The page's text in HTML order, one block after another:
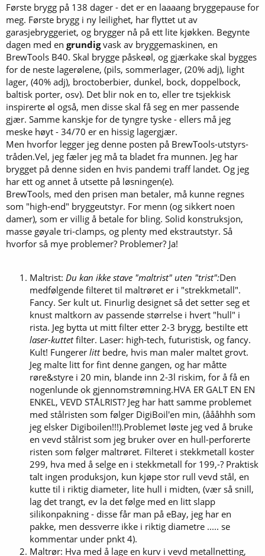
:
Første brygg på 138 dager - det er en laaaang bryggepause for
meg. Første brygg i ny leilighet, har flyttet ut av
garasjebryggeriet, og brygger nå på ett lite kjøkken. Begynte
dagen med en grundigvask av bryggemaskinen, en
BrewTools B40. Skal brygge påskeøl, og gjærkake skal bygges
for de neste lagerølene, (pils, sommerlager, (20% adj), light
lager, (40% adj), broctoberbier, dunkel, bock, doppelbock,
baltisk porter, osv). Det blir nok en to, eller tre tsjekkisk
inspirerte øl også, men disse skal få seg en mer passende
gjær. Samme kanskje for de tyngre tyske - ellers må jeg
meske høyt - 34/70 er en hissig lagergjær.
Men hvorfor legger jeg denne posten på BrewTools-utstyrs-
tråden.Vel, jeg fæler jeg må ta bladet fra munnen. Jeg har
brygget på denne siden en hvis pandemi traff landet. Og jeg
har ett og annet å utsette på løsningen(e).
BrewTools, med den prisen man betaler, må kunne regnes
som "high-end" bryggeutstyr. For menn (og sikkert noen
damer), som er villig å betale for bling. Solid konstruksjon,
masse gøyale tri-clamps, og plenty med ekstrautstyr. Så
hvorfor så mye problemer? Problemer? Ja!
Maltrist: Du kan ikke stave "maltrist" uten "trist":Den
medfølgende filteret til maltrøret er i "strekkmetall".
Fancy. Ser kult ut. Finurlig designet så det setter seg et
knust maltkorn av passende størrelse i hvert "hull" i
rista. Jeg bytta ut mitt filter etter 2-3 brygg, bestilte ett
laser-kuttetfilter. Laser: high-tech, futuristisk, og fancy.
Kult! Fungerer litt bedre, hvis man maler maltet grovt.
Jeg malte litt for fint denne gangen, og har måtte
røre&styre i 20 min, blande inn 2-3l riskim, for å få en
nogenlunde ok gjennomstrømning.HVA ER GALT EN EN
ENKEL, VEVD STÅLRIST? Jeg har hatt samme problemet
med stålristen som følger DigiBoil'en min, (åååhhh som
jeg elsker Digiboilen!!!).Problemet løste jeg ved å bruke
en vevd stålrist som jeg bruker over en hull-perforerte
risten som følger maltrøret. Filteret i stekkmetall koster
299, hva med å selge en i stekkmetall for 199,-? Praktisk
talt ingen produksjon, kun kjøpe stor rull vevd stål, en
kutte til i riktig diameter, lite hull i midten, (vær så snill,
lag det trangt, ev la det følge med en litt slapp
silikonpakning - disse får man på eBay, jeg har en
pakke, men dessverre ikke i riktig diametre ..... se
kommentar under pnkt 4).
Maltrør: Hva med å lage en kurv i vevd metallnetting,